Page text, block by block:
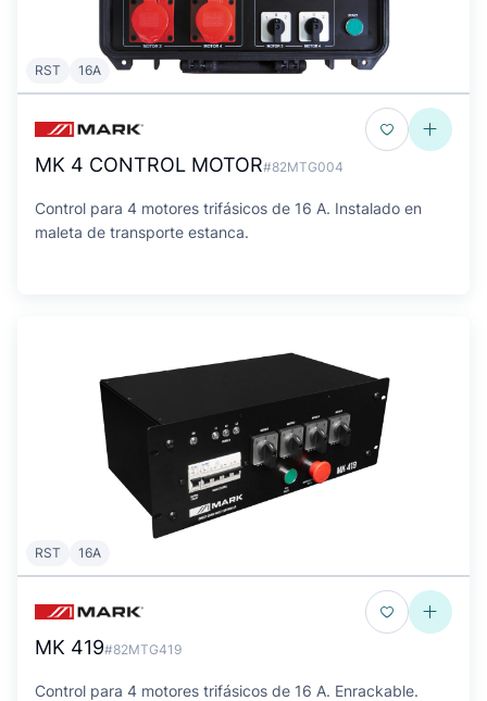
RST 16A
MK 4 CONTROL MOTOR#82MTG004
Control para 4 motores trifásicos de 16 A. Instalado en
maleta de transporte estanca.
RST 16A
MK 419#82MTG419
Control para 4 motores trifásicos de 16 A. Enrackable.